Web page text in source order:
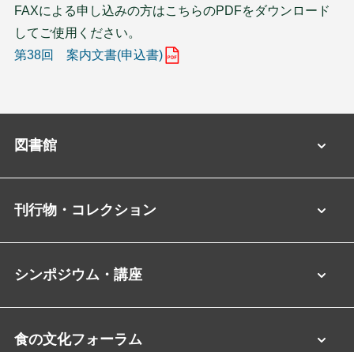
FAXによる申し込みの方はこちらのPDFをダウンロード
してご使用ください。
第38回 案内文書(申込書)
図書館
刊行物・コレクション
シンポジウム・講座
食の文化フォーラム